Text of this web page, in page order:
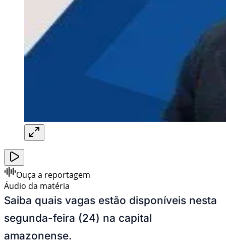
Ouça a reportagem
Áudio da matéria
Saiba quais vagas estão disponíveis nesta
segunda-feira (24) na capital
amazonense.